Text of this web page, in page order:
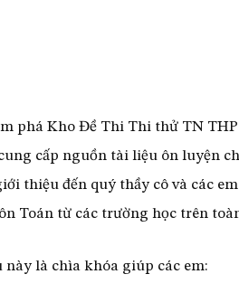
phá Kho Đề Thi Thi thử TN
cấp nguồn tài liệu ôn luyện
thiệu đến quý thầy cô và các
Toán từ các trường học trên
này là chìa khóa giúp các em: